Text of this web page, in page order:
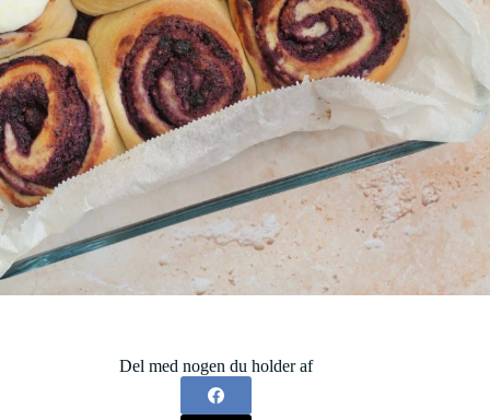
Del med nogen du holder af